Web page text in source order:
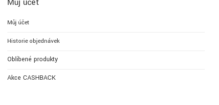
Můj účet
Můj účet
Historie objednávek
Oblíbené produkty
Akce CASHBACK